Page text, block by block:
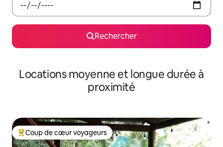
Rechercher
Locations moyenne et longue durée à
proximité
Coups de cœur voyageurs les plus appréciés
Coup de cœur voyageurs